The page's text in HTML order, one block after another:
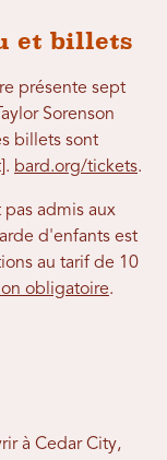
et billets
présente sept
Sorenson
billets sont
bard.org/tickets.
pas admis aux
d'enfants est
au tarif de 10
obligatoire.
à Cedar City,